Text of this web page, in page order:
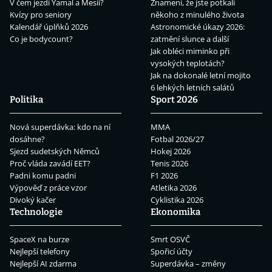
V čem jezdí Yamal a Mesii?
Kvízy pro seniory
Kalendář úplňků 2026
Co je bodycount?
Znamení, že jste potkali
někoho z minulého života
Astronomické úkazy 2026:
zatmění slunce a další
Jak obléci miminko při
vysokých teplotách?
Jak na dokonalé letní mojito
6 lehkých letních salátů
Politika
Nová superdávka: kdo na ní
dosáhne?
Sjezd sudetských Němců
Proč vláda zavádí EET?
Padni komu padni
Výpověď z práce vzor
Divoký kačer
Sport 2026
MMA
Fotbal 2026/27
Hokej 2026
Tenis 2026
F1 2026
Atletika 2026
Cyklistika 2026
Technologie
SpaceX na burze
Nejlepší telefony
Nejlepší AI zdarma
Ekonomika
Smrt OSVČ
Spořicí účty
Superdávka – změny